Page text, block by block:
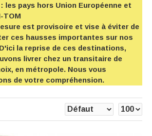
les pays hors Union Européenne et
TOM
est provisoire et vise à éviter de
ces hausses importantes sur nos
la reprise de ces destinations,
livrer chez un transitaire de
en métropole. Nous vous
de votre compréhension.